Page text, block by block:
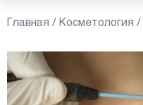
Главная / Косметология /